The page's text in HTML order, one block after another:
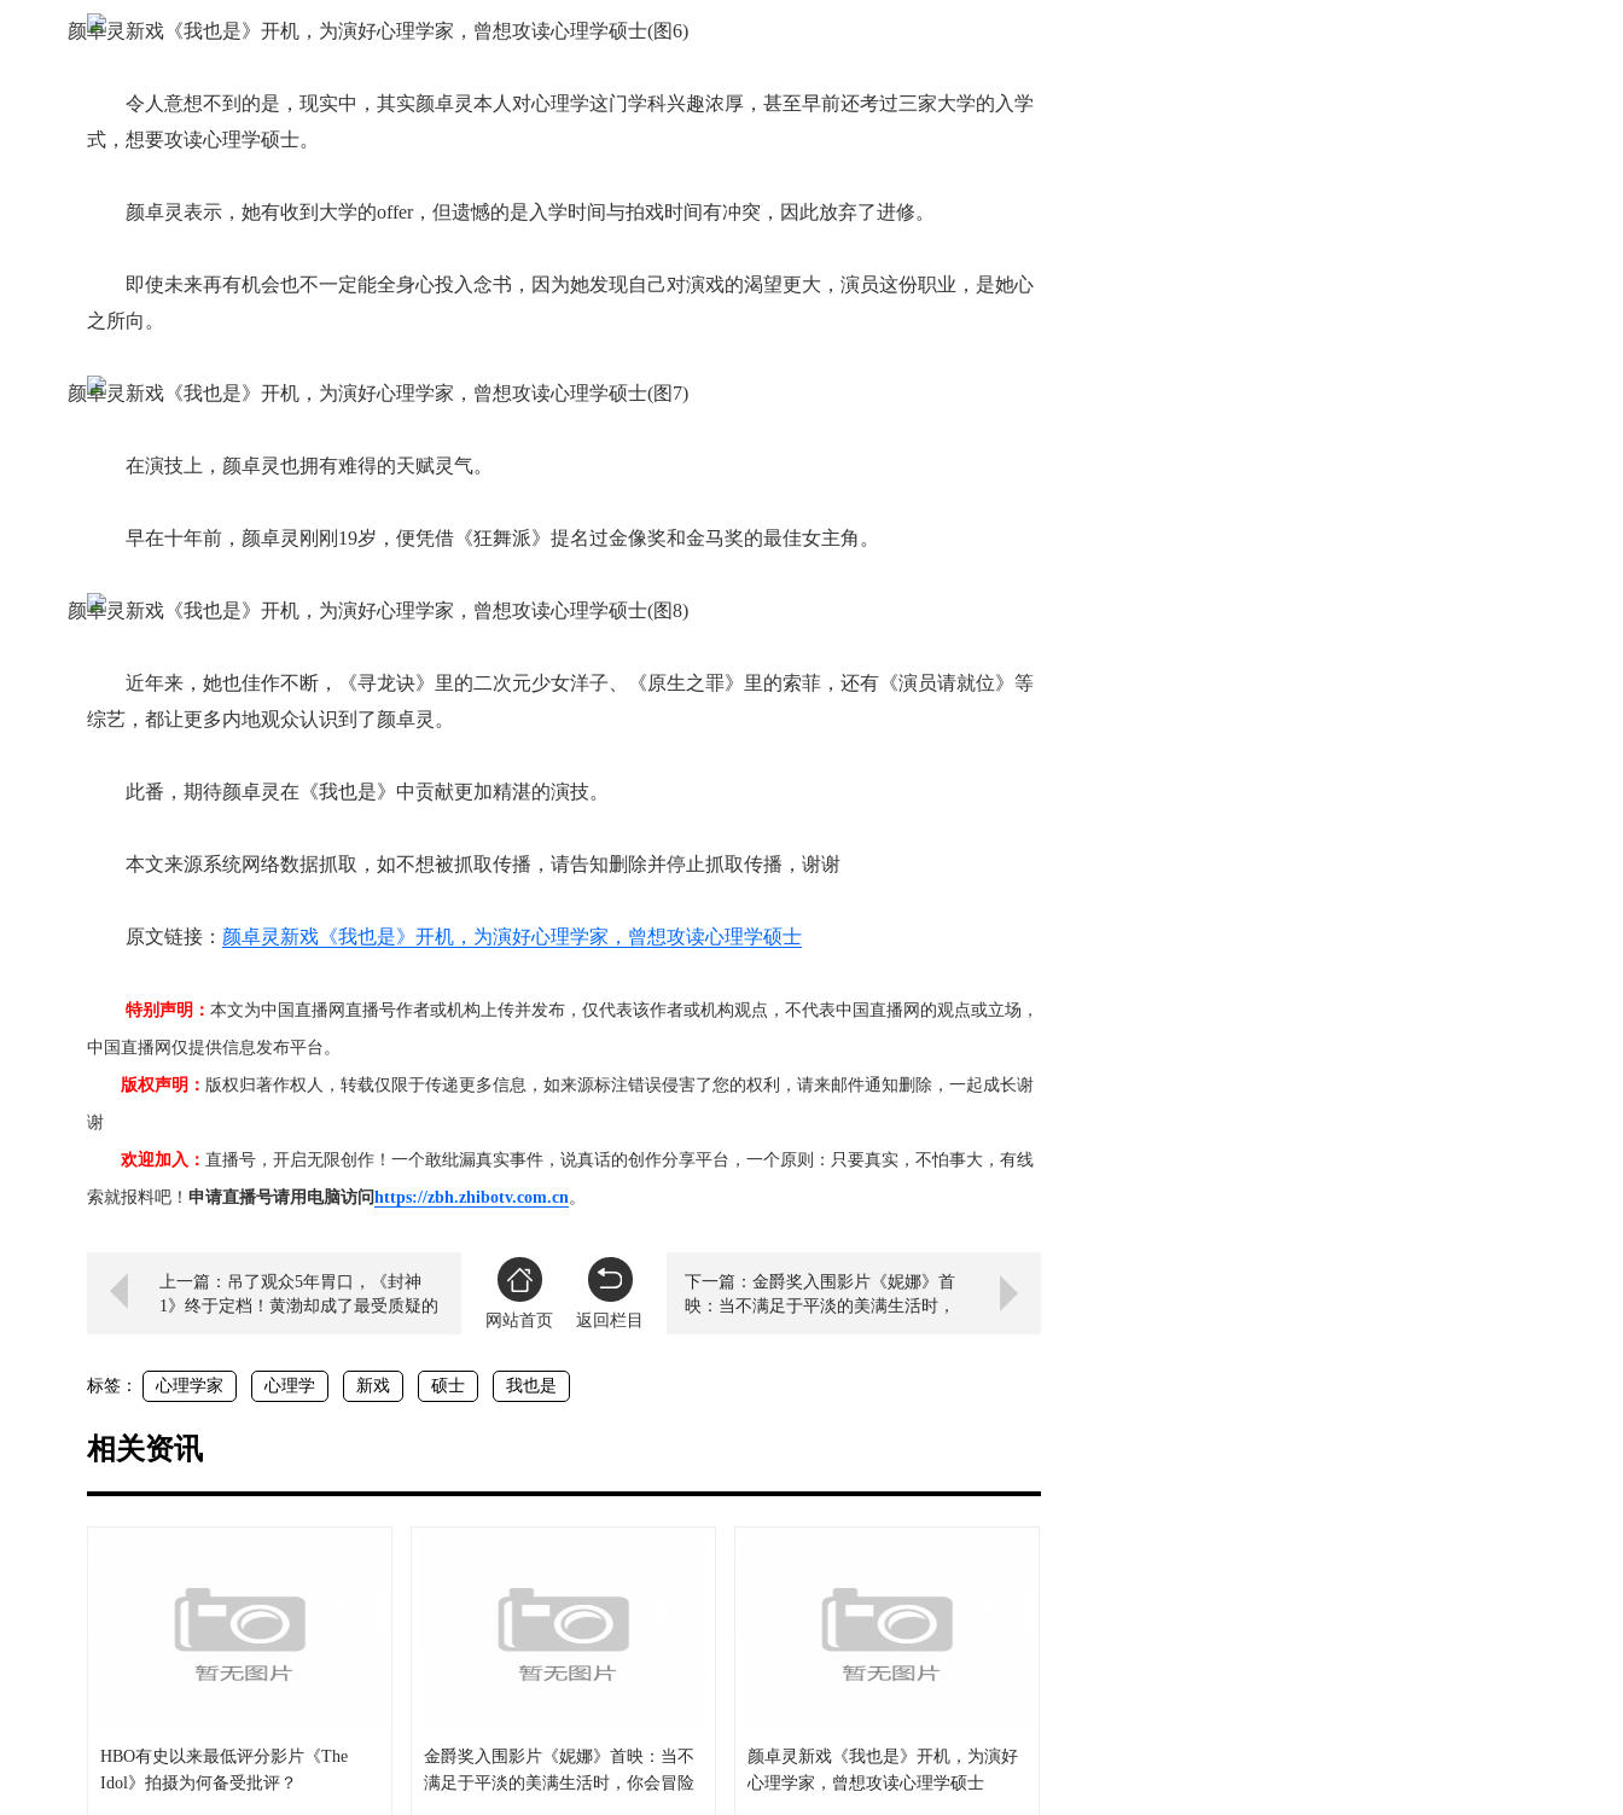
令人意想不到的是，现实中，其实颜卓灵本人对心理学这门学科兴趣浓厚，甚至早前还考过三家大学的入学
式，想要攻读心理学硕士。
颜卓灵表示，她有收到大学的offer，但遗憾的是入学时间与拍戏时间有冲突，因此放弃了进修。
即使未来再有机会也不一定能全身心投入念书，因为她发现自己对演戏的渴望更大，演员这份职业，是她心
之所向。
在演技上，颜卓灵也拥有难得的天赋灵气。
早在十年前，颜卓灵刚刚19岁，便凭借《狂舞派》提名过金像奖和金马奖的最佳女主角。
近年来，她也佳作不断，《寻龙诀》里的二次元少女洋子、《原生之罪》里的索菲，还有《演员请就位》等
综艺，都让更多内地观众认识到了颜卓灵。
此番，期待颜卓灵在《我也是》中贡献更加精湛的演技。
本文来源系统网络数据抓取，如不想被抓取传播，请告知删除并停止抓取传播，谢谢
原文链接： 颜卓灵新戏《我也是》开机，为演好心理学家，曾想攻读心理学硕士
特别声明： 本文为中国直播网直播号作者或机构上传并发布，仅代表该作者或机构观点，不代表中国直播网的观点或立场，
中国直播网仅提供信息发布平台。
版权声明： 版权归著作权人，转载仅限于传递更多信息，如来源标注错误侵害了您的权利，请来邮件通知删除，一起成长谢
谢
欢迎加入： 直播号，开启无限创作！一个敢纰漏真实事件，说真话的创作分享平台，一个原则：只要真实，不怕事大，有线
索就报料吧！ 申请直播号请用电脑访问https://zbh.zhibotv.com.cn。
上一篇：吊了观众5年胃口，《封神
1》终于定档！黄渤却成了最受质疑的
网站首页 返回栏目
下一篇：金爵奖入围影片《妮娜》首
映：当不满足于平淡的美满生活时，
标签： 心理学家 心理学 新戏 硕士 我也是
相关资讯
HBO有史以来最低评分影片《The
Idol》拍摄为何备受批评？
金爵奖入围影片《妮娜》首映：当不
满足于平淡的美满生活时，你会冒险
颜卓灵新戏《我也是》开机，为演好
心理学家，曾想攻读心理学硕士